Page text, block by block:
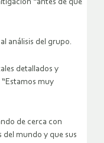
“antes de que
análisis del grupo.
detallados y
muy
de cerca con
del mundo y que sus